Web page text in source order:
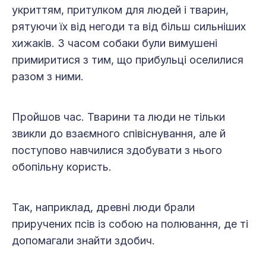
укриттям, притулком для людей і тварин,
рятуючи їх від негоди та від більш сильніших
хижаків. З часом собаки були вимушені
примиритися з тим, що прибульці оселилися
разом з ними.
Пройшов час. Тварини та люди не тільки
звикли до взаємного співіснування, але й
поступово навчилися здобувати з нього
обопільну користь.
Так, наприклад, древні люди брали
приручених псів із собою на полювання, де ті
допомагали знайти здобич.